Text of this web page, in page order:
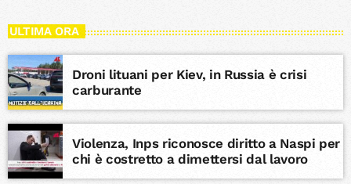
ULTIMA ORA
Droni lituani per Kiev, in Russia è crisi
carburante
Violenza, Inps riconosce diritto a Naspi per
chi è costretto a dimettersi dal lavoro